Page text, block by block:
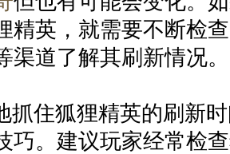
精英，就需要不断检
渠道了解其刷新情况。
抓住狐狸精英的刷新
巧。建议玩家经常检